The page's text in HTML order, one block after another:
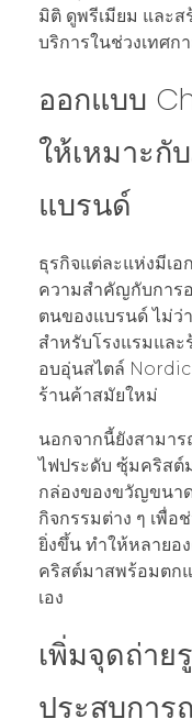
มิติ ดูพรีเมียม และ
บริการในช่วงเทศก
ออกแบบ
ให้เหมาะ
แบรนด์
ธุรกิจแต่ละแห่งมีเ
ความสำคัญกับการ
ตนของแบรนด์ ไม่ว่
สำหรับโรงแรมแล
อบอุ่นสไตล์
ร้านค้าสมัยใหม่
นอกจากนี้ยังสามาร
ไฟประดับ ซุ้มคริสต์
กล่องของขวัญขนา
กิจกรรมต่าง ๆ เพื่
ยิ่งขึ้น ทำให้หลายอ
คริสต์มาสพร้อมตก
เอง
เพิ่มจุดถ่าย
ประสบกา